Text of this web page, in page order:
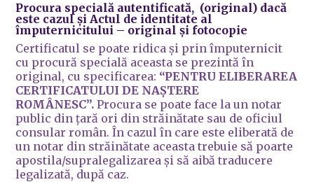
Procura specială autentificată, (original) dacă
este cazul șiActul de identitate al
împuternicitului – original și fotocopie
Certificatul se poate ridica și prin împuternicit
cu procură specială aceasta se prezintă în
original, cu specificarea: “PENTRU ELIBERAREA
CERTIFICATULUI DE NAȘTERE
ROMÂNESC”. Procura se poate face la un notar
public din ţară ori din străinătate sau de oficiul
consular român. În cazul în care este eliberată de
un notar din străinătate aceasta trebuie să poarte
apostila/supralegalizarea și să aibă traducere
legalizată, după caz.